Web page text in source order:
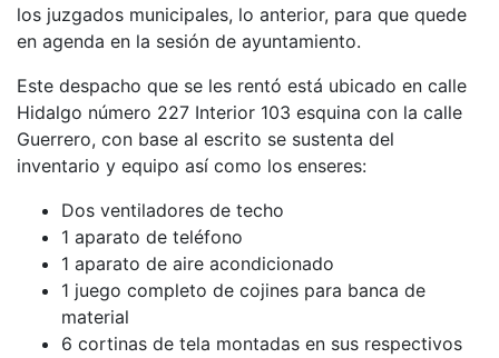
los juzgados municipales, lo anterior, para que quede
en agenda en la sesión de ayuntamiento.
Este despacho que se les rentó está ubicado en calle
Hidalgo número 227 Interior 103 esquina con la calle
Guerrero, con base al escrito se sustenta del
inventario y equipo así como los enseres:
Dos ventiladores de techo
1 aparato de teléfono
1 aparato de aire acondicionado
1 juego completo de cojines para banca de
material
6 cortinas de tela montadas en sus respectivos